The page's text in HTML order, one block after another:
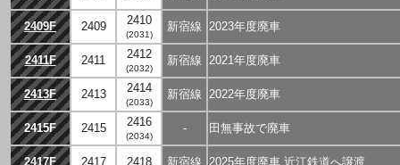
2409F 2409 2410
(2031)
新宿線 2023年度廃車
2411F 2411 2412
(2032)
新宿線 2021年度廃車
2413F 2413 2414
(2033)
新宿線 2022年度廃車
2415F 2415 2416
(2034)
- 田無事故で廃車
2417F 2417 2418 新宿線 2025年度廃車 近江鉄道へ譲渡